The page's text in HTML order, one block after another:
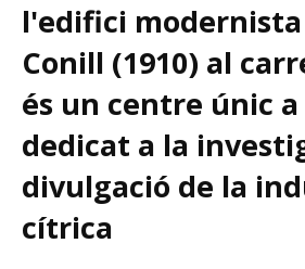
l'edifici modernista
Conill (1910) al
és un centre únic a
dedicat a la
divulgació de la
cítrica